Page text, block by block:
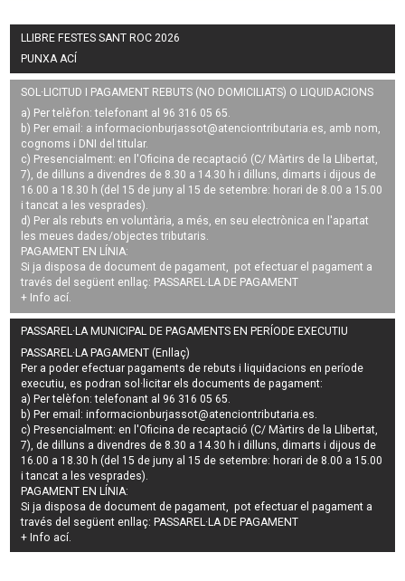
LLIBRE FESTES SANT ROC 2026
PUNXA ACÍ
SOL·LICITUD I PAGAMENT REBUTS (NO DOMICILIATS) O LIQUIDACIONS
a) Per telèfon: telefonant al 96 316 05 65.
b) Per email: a informacionburjassot@atenciontributaria.es, amb nom,
cognoms i DNI del titular.
c) Presencialment: en l'Oficina de recaptació (C/ Màrtirs de la Llibertat,
7), de dilluns a divendres de 8.30 a 14.30 h i dilluns, dimarts i dijous de
16.00 a 18.30 h (del 15 de juny al 15 de setembre: horari de 8.00 a 15.00
i tancat a les vesprades).
d) Per als rebuts en voluntària, a més, en seu electrònica en l'apartat
les meues dades/objectes tributaris.
PAGAMENT EN LÍNIA:
Si ja disposa de document de pagament, pot efectuar el pagament a
través del següent enllaç: PASSAREL·LA DE PAGAMENT
+ Info ací.
PASSAREL·LA MUNICIPAL DE PAGAMENTS EN PERÍODE EXECUTIU
PASSAREL·LA PAGAMENT (Enllaç)
Per a poder efectuar pagaments derebuts i liquidacions en període
executiu, es podran sol·licitar els documents de pagament:
a) Per telèfon: telefonant al 96 316 05 65.
b) Per email:informacionburjassot@atenciontributaria.es.
c) Presencialment: en l'Oficina de recaptació (C/ Màrtirs de la Llibertat,
7), de dilluns a divendres de 8.30 a 14.30 h i dilluns, dimarts i dijous de
16.00 a 18.30 h (del 15 de juny al 15 de setembre: horari de 8.00 a 15.00
i tancat a les vesprades).
PAGAMENT EN LÍNIA:
Si ja disposa de document de pagament, pot efectuar el pagament a
través del següent enllaç:PASSAREL·LA DE PAGAMENT
+ Info ací.